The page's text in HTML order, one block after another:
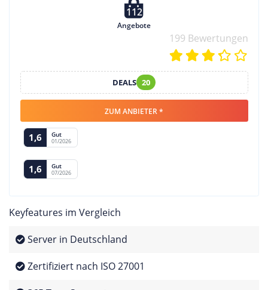
112
Angebote
199 Bewertungen
DEALS 20
ZUM ANBIETER *
1,6 Gut
01/2026
1,6 Gut
07/2026
Keyfeatures im Vergleich
Server in Deutschland
Zertifiziert nach ISO 27001